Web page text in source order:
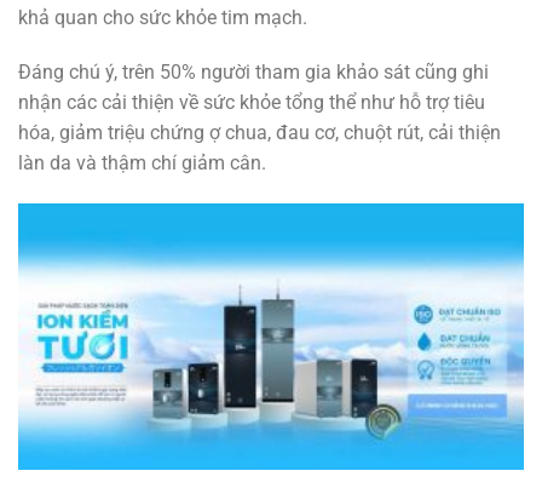
khả quan cho sức khỏe tim mạch.
Đáng chú ý, trên 50% người tham gia khảo sát cũng ghi
nhận các cải thiện về sức khỏe tổng thể như hỗ trợ tiêu
hóa, giảm triệu chứng ợ chua, đau cơ, chuột rút, cải thiện
làn da và thậm chí giảm cân.